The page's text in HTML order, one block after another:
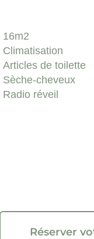
16m2
Climatisation
Articles de toilette
Sèche-cheveux
Radio réveil
Réserver